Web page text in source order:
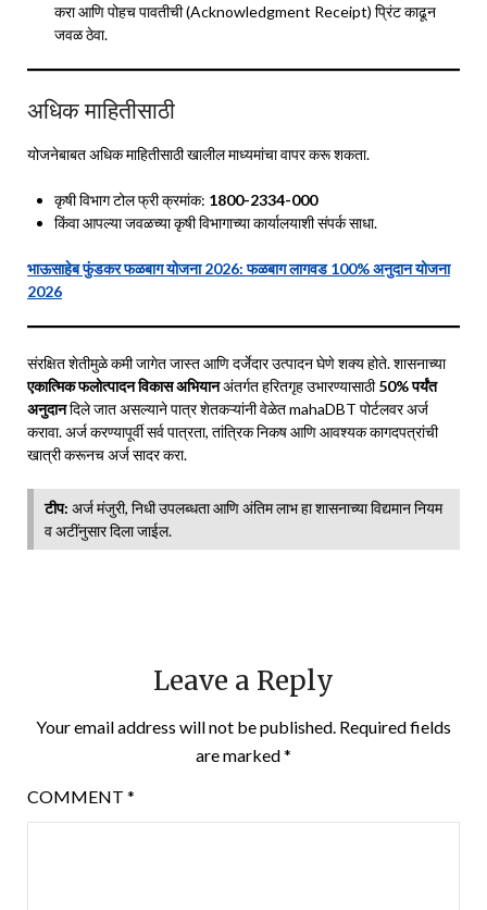
करा आणि पोहच पावतीची (Acknowledgment Receipt) प्रिंट काढून
जवळ ठेवा.
अधिक माहितीसाठी
योजनेबाबत अधिक माहितीसाठी खालील माध्यमांचा वापर करू शकता.
कृषी विभाग टोल फ्री क्रमांक: 1800-2334-000
किंवा आपल्या जवळच्या कृषी विभागाच्या कार्यालयाशी संपर्क साधा.
भाऊसाहेब फुंडकर फळबाग योजना 2026: फळबाग लागवड 100% अनुदान योजना
2026
संरक्षित शेतीमुळे कमी जागेत जास्त आणि दर्जेदार उत्पादन घेणे शक्य होते. शासनाच्या
एकात्मिक फलोत्पादन विकास अभियानअंतर्गत हरितगृह उभारण्यासाठी50% पर्यंत
अनुदानदिले जात असल्याने पात्र शेतकऱ्यांनी वेळेत mahaDBT पोर्टलवर अर्ज
करावा. अर्ज करण्यापूर्वी सर्व पात्रता, तांत्रिक निकष आणि आवश्यक कागदपत्रांची
खात्री करूनच अर्ज सादर करा.
टीप: अर्ज मंजुरी, निधी उपलब्धता आणि अंतिम लाभ हा शासनाच्या विद्यमान नियम
व अटींनुसार दिला जाईल.
Leave a Reply
Your email address will not be published. Required fields
are marked*
COMMENT *